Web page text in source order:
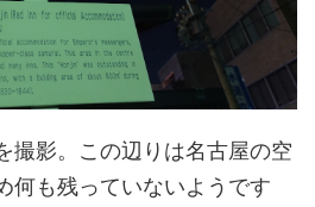
撮影。この辺りは名古屋の空
何も残っていないようです